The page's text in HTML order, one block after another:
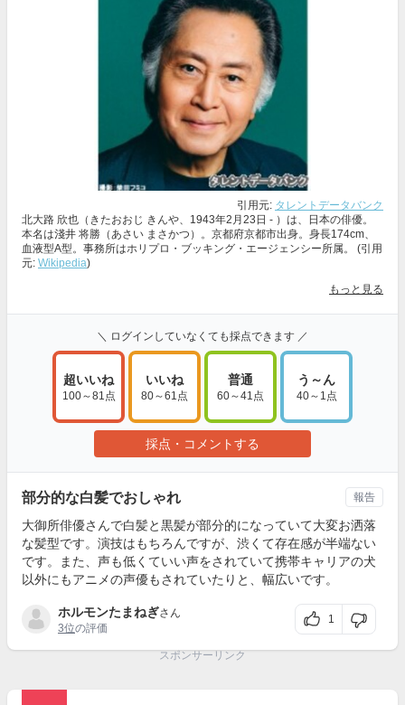
引用元: タレントデータバンク
北大路 欣也（きたおおじ きんや、1943年2月23日 ‐ ）は、日本の俳優。
本名は淺井 将勝（あさい まさかつ）。京都府京都市出身。身長174cm、
血液型A型。事務所はホリプロ・ブッキング・エージェンシー所属。 (引用
元: Wikipedia)
もっと見る
＼ ログインしていなくても採点できます ／
超いいね
100～81点
いいね
80～61点
普通
60～41点
う～ん
40～1点
採点・コメントする
部分的な白髪でおしゃれ
大御所俳優さんで白髪と黒髪が部分的になっていて大変お洒落
な髪型です。演技はもちろんですが、渋くて存在感が半端ない
です。また、声も低くていい声をされていて携帯キャリアの犬
以外にもアニメの声優もされていたりと、幅広いです。
ホルモンたまねぎさん
3位の評価
1
報告
スポンサーリンク